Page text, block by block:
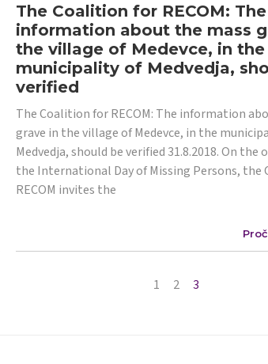
The Coalition for RECOM: The
information about the mass
the village of Medevce, in the
municipality of Medvedja,
verified
The Coalition for RECOM: The information
grave in the village of Medevce, in the
Medvedja, should be verified 31.8.2018. On the
the International Day of Missing Persons, the
RECOM invites the
1 2 3